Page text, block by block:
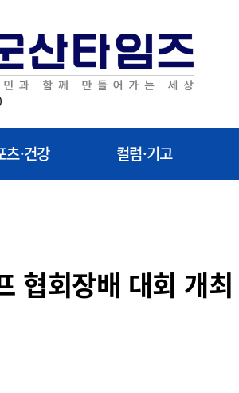
츠·건강 컬럼·기고
협회장배 대회 개최